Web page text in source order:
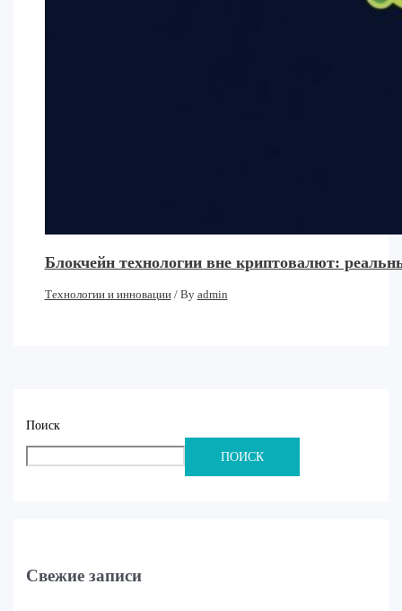
Блокчейн технологии вне криптовалют:
Технологии и инновации/ By admin
Поиск
ПОИСК
Свежие записи